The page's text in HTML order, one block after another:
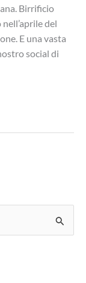
Birrificio
del
E una vasta
social di